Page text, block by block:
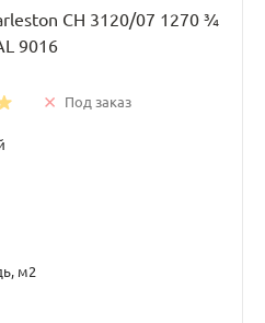
CH 3120/07 1270 ¾
9016
Под заказ
м2